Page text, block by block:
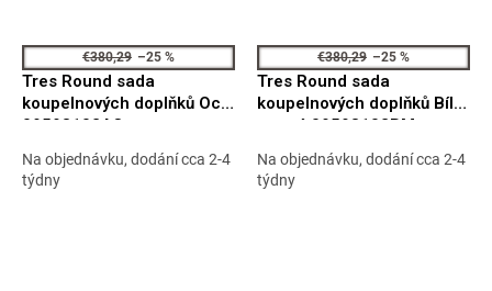
€380,29 –25 %
Tres Round sada
koupelnových doplňků Ocel
09598102AC
Na objednávku, dodání cca 2-4
týdny
€380,29 –25 %
Tres Round sada
koupelnových doplňků Bílá
matná 09598102BM
Na objednávku, dodání cca 2-4
týdny